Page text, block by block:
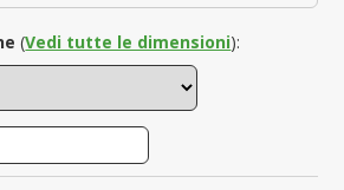
(Vedi tutte le dimensioni):